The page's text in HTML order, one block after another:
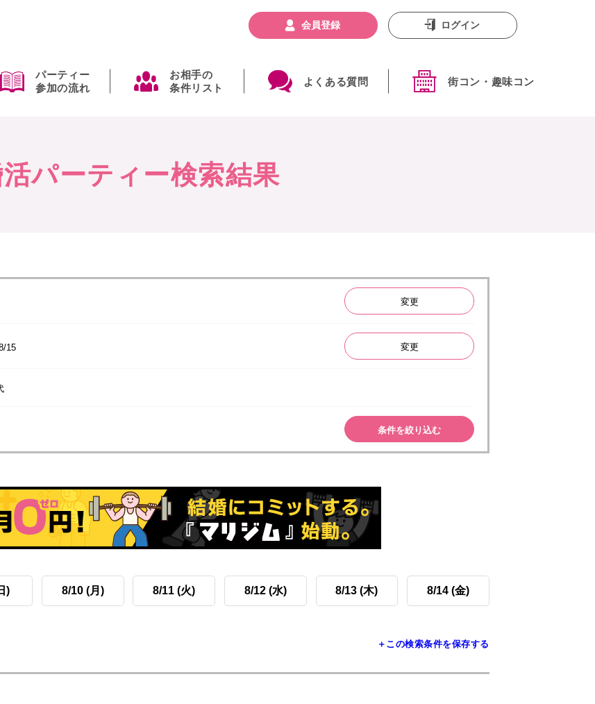
パーティー
参加の流れ
お相手の
条件リスト
よくある質問 街コン・趣味コン
会員登録 ログイン
パーティー検索結果
変更
15 変更
条件を絞り込む
) 8/10 (月) 8/11 (火) 8/12 (水) 8/13 (木) 8/14 (金)
＋この検索条件を保存する